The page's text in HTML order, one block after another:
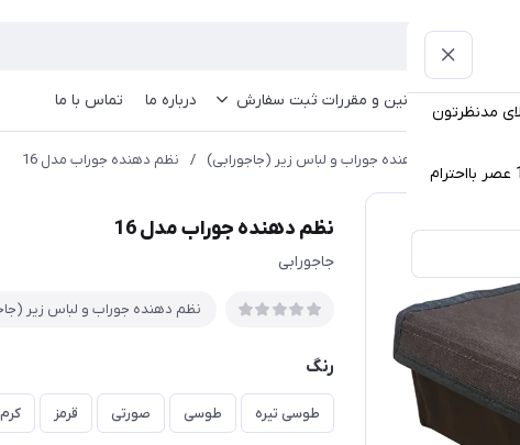
مدنظرتون
همکاران ما در مجموعه پتومتو در بازه زمانی 9 صبح الی 19 عصر بااحترام
قوانین و مقررات ثبت سفارش درباره ما تماس با ما
نظم دهنده جوراب و لباس زیر (جاجورابی) / نظم دهنده جوراب مدل 16
نظم دهنده جوراب مدل 16
جاجورابی
نظم دهنده جوراب و لباس زیر
رنگ
طوسی تیره طوسی صورتی قرمز کرم